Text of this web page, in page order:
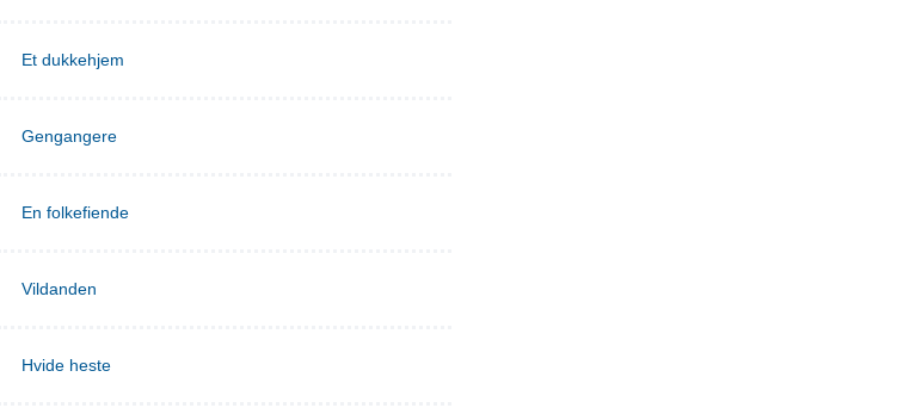
Et dukkehjem
Gengangere
En folkefiende
Vildanden
Hvide heste